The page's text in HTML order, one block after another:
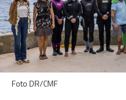
Foto DR/CMF